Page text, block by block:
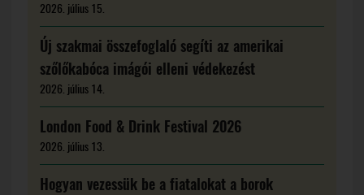
2026. július 15.
Új szakmai összefoglaló segíti az amerikai
szőlőkabóca imágói elleni védekezést
2026. július 14.
London Food & Drink Festival 2026
2026. július 13.
Hogyan vezessük be a fiatalokat a borok